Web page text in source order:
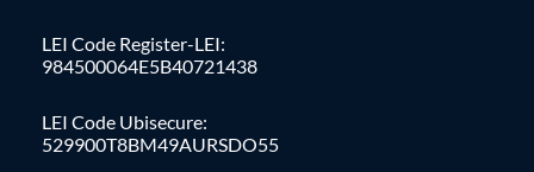
LEI Code Register-LEI:
984500064E5B40721438
LEI Code Ubisecure:
529900T8BM49AURSDO55